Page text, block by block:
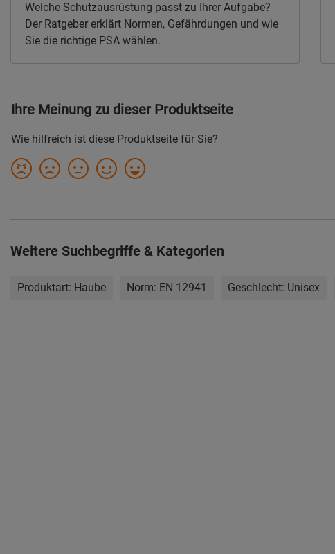
Welche Schutzausrüstung passt zu Ihrer Aufgabe?
Der Ratgeber erklärt Normen, Gefährdungen und wie
Sie die richtige PSA wählen.
Weitere Suchbegriffe & Kategorien
Produktart: Haube Norm: EN 12941 Geschlecht: Unisex